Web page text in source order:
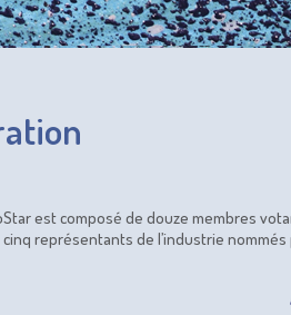
est composé de douze membres
représentants de l’industrie nommés